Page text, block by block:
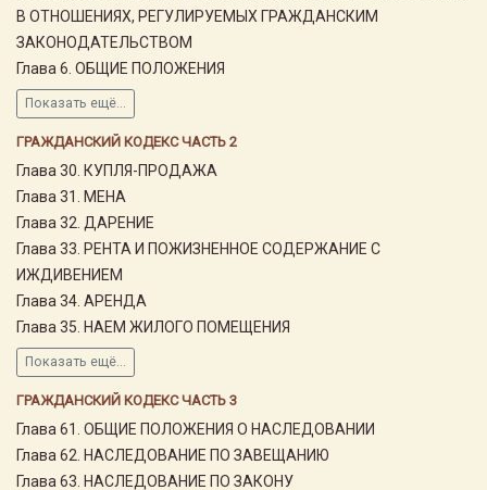
В ОТНОШЕНИЯХ, РЕГУЛИРУЕМЫХ ГРАЖДАНСКИМ
ЗАКОНОДАТЕЛЬСТВОМ
Глава 6. ОБЩИЕ ПОЛОЖЕНИЯ
Показать ещё...
ГРАЖДАНСКИЙ КОДЕКС ЧАСТЬ 2
Глава 30. КУПЛЯ-ПРОДАЖА
Глава 31. МЕНА
Глава 32. ДАРЕНИЕ
Глава 33. РЕНТА И ПОЖИЗНЕННОЕ СОДЕРЖАНИЕ С
ИЖДИВЕНИЕМ
Глава 34. АРЕНДА
Глава 35. НАЕМ ЖИЛОГО ПОМЕЩЕНИЯ
Показать ещё...
ГРАЖДАНСКИЙ КОДЕКС ЧАСТЬ 3
Глава 61. ОБЩИЕ ПОЛОЖЕНИЯ О НАСЛЕДОВАНИИ
Глава 62. НАСЛЕДОВАНИЕ ПО ЗАВЕЩАНИЮ
Глава 63. НАСЛЕДОВАНИЕ ПО ЗАКОНУ